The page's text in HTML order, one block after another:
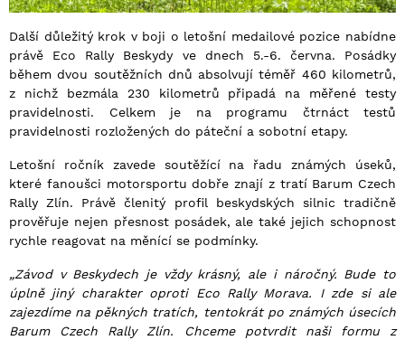
Další důležitý krok v boji o letošní medailové pozice nabídne
právě Eco Rally Beskydy ve dnech 5.-6. června. Posádky
během dvou soutěžních dnů absolvují téměř 460 kilometrů,
z nichž bezmála 230 kilometrů připadá na měřené testy
pravidelnosti. Celkem je na programu čtrnáct testů
pravidelnosti rozložených do páteční a sobotní etapy.
Letošní ročník zavede soutěžící na řadu známých úseků,
které fanoušci motorsportu dobře znají z tratí Barum Czech
Rally Zlín. Právě členitý profil beskydských silnic tradičně
prověřuje nejen přesnost posádek, ale také jejich schopnost
rychle reagovat na měnící se podmínky.
„Závod v Beskydech je vždy krásný, ale i náročný. Bude to
úplně jiný charakter oproti Eco Rally Morava. I zde si ale
zajezdíme na pěkných tratích, tentokrát po známých úsecích
Barum Czech Rally Zlín. Chceme potvrdit naši formu z